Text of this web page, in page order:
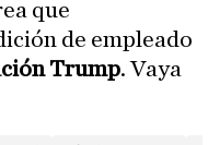
que
de empleado
Trump. Vaya